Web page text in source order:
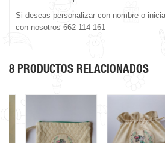
Si deseas personalizar con nombre o
con nosotros 662 114 161
8 PRODUCTOS RELACIONADOS